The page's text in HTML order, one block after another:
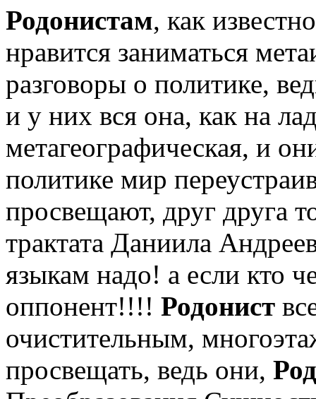
Родонистам, как
нравится заниматься
разговоры о политике,
и у них вся она, как на
метагеографическая, и
политике мир
просвещают, друг друга
трактата Даниила
языкам надо! а если кто
оппонент!!!! Родонист
очистительным,
просвещать, ведь они,